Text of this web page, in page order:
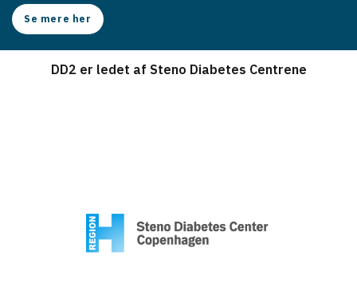
Se mere her
DD2 er ledet af Steno Diabetes Centrene